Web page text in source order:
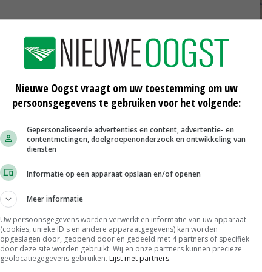
Nieuwe protestactie: inbraak in tv-
programma
25-10-2019
Boeren blokkeren hoofdkantoor
FrieslandCampina
Provinciale Staten Brabant nemen
25-10-2019
Scharreleieren maat 59
Barneveld
€ 12,00 € 0,00
Nieuwe Oogst vraagt om uw toestemming om uw
persoonsgegevens te gebruiken voor het volgende:
Gepersonaliseerde advertenties en content, advertentie- en
contentmetingen, doelgroepenonderzoek en ontwikkeling van
diensten
Informatie op een apparaat opslaan en/of openen
Meer informatie
Uw persoonsgegevens worden verwerkt en informatie van uw apparaat
(cookies, unieke ID's en andere apparaatgegevens) kan worden
opgeslagen door, geopend door en gedeeld met 4 partners of specifiek
door deze site worden gebruikt. Wij en onze partners kunnen precieze
geolocatiegegevens gebruiken. Lijst met partners.